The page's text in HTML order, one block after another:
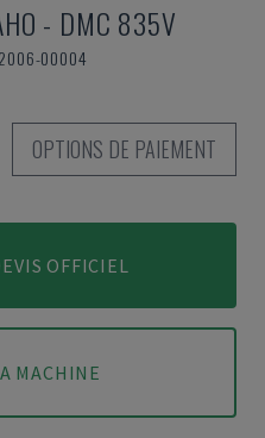
- DMC 835V
2006-00004
OPTIONS DE PAIEMENT
OFFICIEL
MACHINE